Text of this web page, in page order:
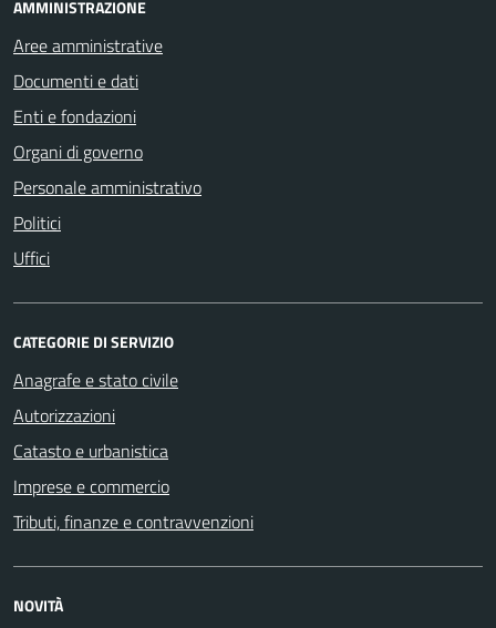
AMMINISTRAZIONE
Aree amministrative
Documenti e dati
Enti e fondazioni
Organi di governo
Personale amministrativo
Politici
Uffici
CATEGORIE DI SERVIZIO
Anagrafe e stato civile
Autorizzazioni
Catasto e urbanistica
Imprese e commercio
Tributi, finanze e contravvenzioni
NOVITÀ